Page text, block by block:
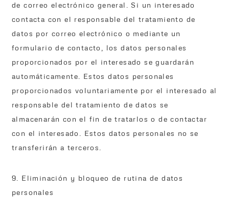
de correo electrónico general. Si un interesado
contacta con el responsable del tratamiento de
datos por correo electrónico o mediante un
formulario de contacto, los datos personales
proporcionados por el interesado se guardarán
automáticamente. Estos datos personales
proporcionados voluntariamente por el interesado al
responsable del tratamiento de datos se
almacenarán con el fin de tratarlos o de contactar
con el interesado. Estos datos personales no se
transferirán a terceros.
9. Eliminación y bloqueo de rutina de datos
personales